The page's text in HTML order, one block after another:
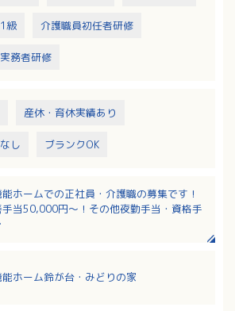
耗品、衛生用品等の発注
管理やおむつ在庫管理等の事務作業
級 介護職員初任者研修
務者研修
産休・育休実績あり
し ブランクOK
ホームでの正社員・介護職の募集です！
手当50,000円～！その他夜勤手当・資格手
ホーム鈴が台・みどりの家